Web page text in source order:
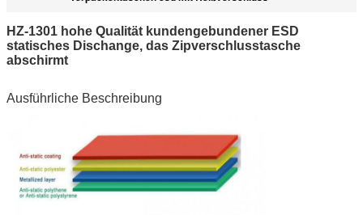
HZ-1301 hohe Qualität kundengebundener ESD
statisches Dischange, das Zipverschlusstasche
abschirmt
Ausführliche Beschreibung